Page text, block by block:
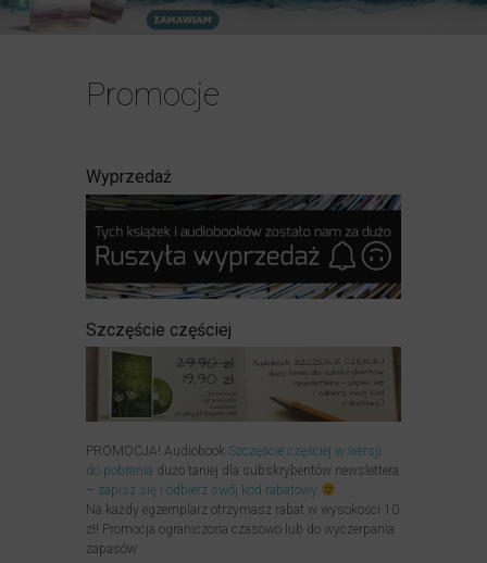
Promocje
Wyprzedaż
Szczęście częściej
PROMOCJA! Audiobook Szczęście częściej w wersji
do pobrania dużo taniej dla subskrybentów newslettera
– zapisz się i odbierz swój kod rabatowy
Na każdy egzemplarz otrzymasz rabat w wysokości 10
zł! Promocja ograniczona czasowo lub do wyczerpania
zapasów.